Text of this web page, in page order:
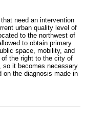
need an intervention
urban quality level of
to the northwest of
to obtain primary
space, mobility, and
of the right to the city of
so it becomes necessary
on the diagnosis made in